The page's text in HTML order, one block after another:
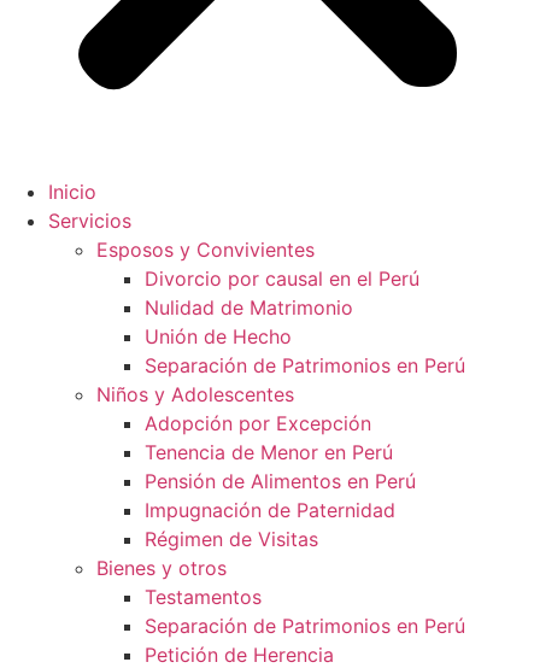
Inicio
Servicios
Esposos y Convivientes
Divorcio por causal en el Perú
Nulidad de Matrimonio
Unión de Hecho
Separación de Patrimonios en Perú
Niños y Adolescentes
Adopción por Excepción
Tenencia de Menor en Perú
Pensión de Alimentos en Perú
Impugnación de Paternidad
Régimen de Visitas
Bienes y otros
Testamentos
Separación de Patrimonios en Perú
Petición de Herencia